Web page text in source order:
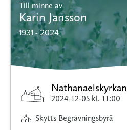
Till minne av
Karin Jansson
1931 - 2024
Nathanaelskyrkan
2024-12-05 kl. 11:00
Skytts Begravningsbyrå